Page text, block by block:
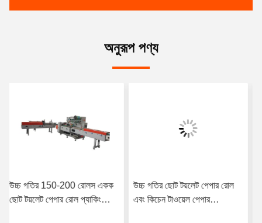
অনুরূপ পণ্য
উচ্চ গতির ছোট টয়লেট পেপার রোল
এবং কিচেন টাওয়েল পেপার
সম্পূর্ণ স্বয়ংক্রিয় 3D প্যাকেজিং
1/2/4/6 রোলস ছোট টয়লেট পেপার